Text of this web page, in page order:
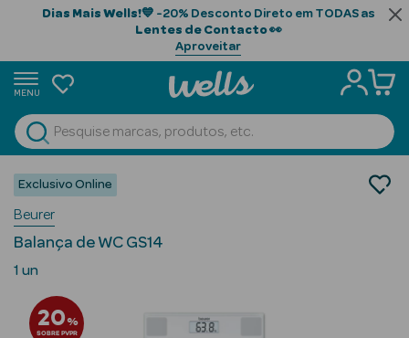
Dias Mais Wells!💙 -20% Desconto Direto em TODAS as
Lentes de Contacto👀
Aproveitar
MENU
Ver Tudo
Beauty Season
Cabelo
Profissional
Beauty Season
Cosmética
Saúde
Balanças
Exclusivo Online
Beurer
Balança de WC GS14
1 un
20%
SOBRE PVPR